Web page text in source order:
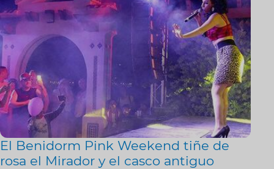
El Benidorm Pink Weekend tiñe de
rosa el Mirador y el casco antiguo